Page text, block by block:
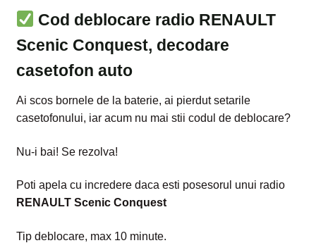
Cod deblocare radio RENAULT
Scenic Conquest, decodare
casetofon auto
Ai scos bornele de la baterie, ai pierdut setarile
casetofonului, iar acum nu mai stii codul de deblocare?
Nu-i bai! Se rezolva!
Poti apela cu incredere daca esti posesorul unui radio
RENAULT Scenic Conquest
Tip deblocare, max 10 minute.